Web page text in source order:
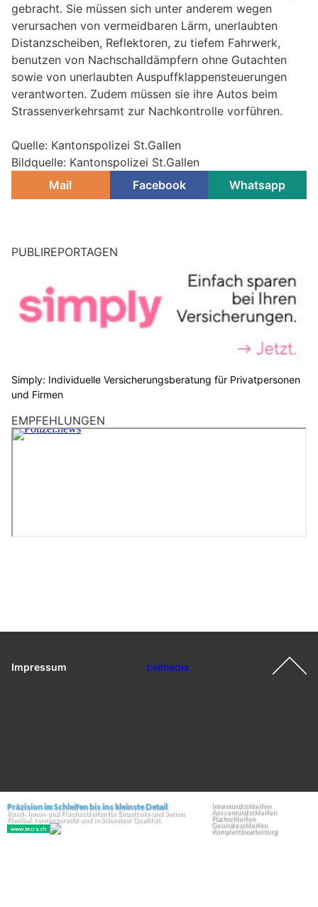
gebracht. Sie müssen sich unter anderem wegen
verursachen von vermeidbaren Lärm, unerlaubten
Distanzscheiben, Reflektoren, zu tiefem Fahrwerk,
benutzen von Nachschalldämpfern ohne Gutachten
sowie von unerlaubten Auspuffklappensteuerungen
verantworten. Zudem müssen sie ihre Autos beim
Strassenverkehrsamt zur Nachkontrolle vorführen.
Quelle: Kantonspolizei St.Gallen
Bildquelle: Kantonspolizei St.Gallen
Mail
Facebook Whatsapp
PUBLIREPORTAGEN
Simply: Individuelle Versicherungsberatung für Privatpersonen
und Firmen
EMPFEHLUNGEN
Impressum belmedia